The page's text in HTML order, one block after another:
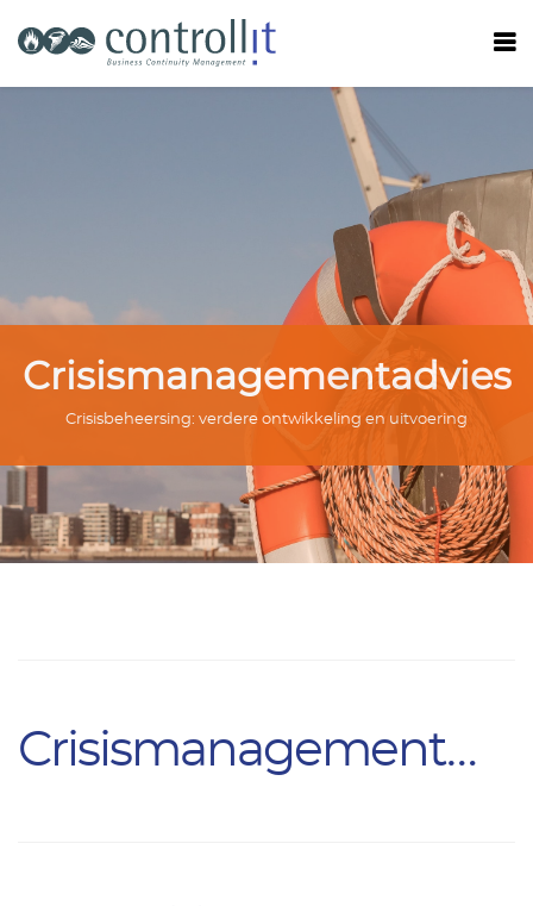
Crisismanagementadvies
Crisisbeheersing: verdere ontwikkeling en uitvoering
Crisismanagementadvies